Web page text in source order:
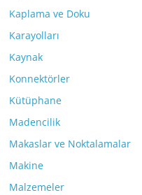
Kaplama ve Doku
Karayolları
Kaynak
Konnektörler
Kütüphane
Madencilik
Makaslar ve Noktalamalar
Makine
Malzemeler